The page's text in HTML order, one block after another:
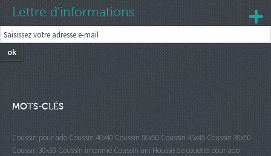
Lettre d'informations
ok
MOTS-CLÉS
Coussin pour ado Coussin 40x40 Coussin 50x50 Coussin 45x45Coussin 30x50
Coussin 30x30 Coussin imprimé Coussin uni Housse de couette pour ado